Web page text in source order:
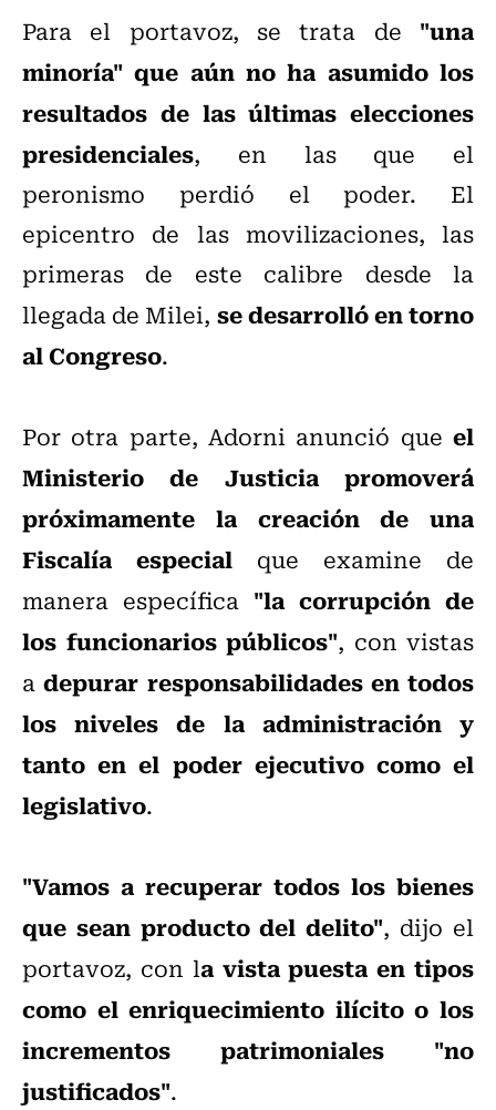
Para el portavoz, se trata de "una
minoría" que aún no ha asumido los
resultados de las últimas elecciones
presidenciales, en las que el
peronismo perdió el poder. El
epicentro de las movilizaciones, las
primeras de este calibre desde la
llegada de Milei, se desarrolló en torno
al Congreso.
Por otra parte, Adorni anunció que el
Ministerio de Justicia promoverá
próximamente la creación de una
Fiscalía especial que examine de
manera específica "la corrupción de
los funcionarios públicos", con vistas
adepurar responsabilidades en todos
los niveles de la administración y
tanto en el poder ejecutivo como el
legislativo.
"Vamos a recuperar todos los bienes
que sean producto del delito", dijo el
portavoz, con la vista puesta en tipos
como el enriquecimiento ilícito o los
incrementos patrimoniales "no
justificados".